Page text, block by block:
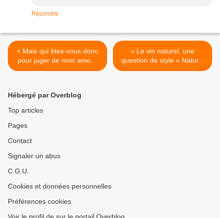
Répondre
< Mais qui êtes-vous donc
pour juger de mon amour
du vin ?
« Le vin naturel, une
question de style » Natural
is a style... >
Hébergé par Overblog
Top articles
Pages
Contact
Signaler un abus
C.G.U.
Cookies et données personnelles
Préférences cookies